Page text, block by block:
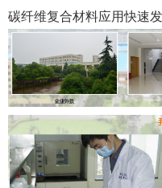
碳纤维复合材料应用快速发